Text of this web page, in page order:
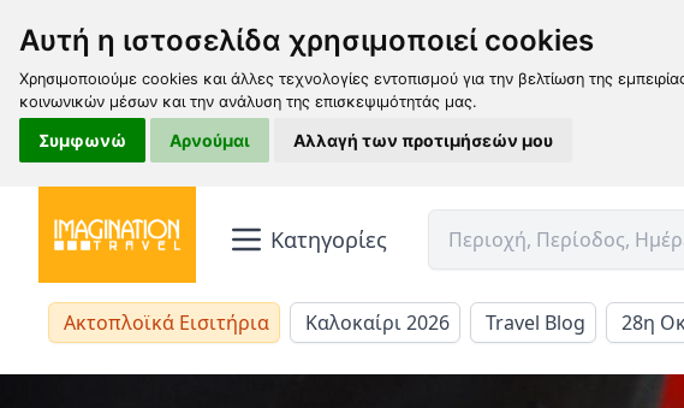
Αυτή η ιστοσελίδα χρησιμοποιεί cookies
Χρησιμοποιούμε cookies και άλλες τεχνολογίες εντοπισμού για την βελτίωση της
κοινωνικών μέσων και την ανάλυση της επισκεψιμότητάς μας.
Συμφωνώ Αρνούμαι Αλλαγή των προτιμήσεών μου
Κατηγορίες
Ακτοπλοϊκά Εισιτήρια Καλοκαίρι 2026 Travel Blog 28η